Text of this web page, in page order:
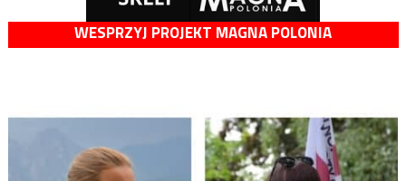
WESPRZYJ PROJEKT MAGNA POLONIA